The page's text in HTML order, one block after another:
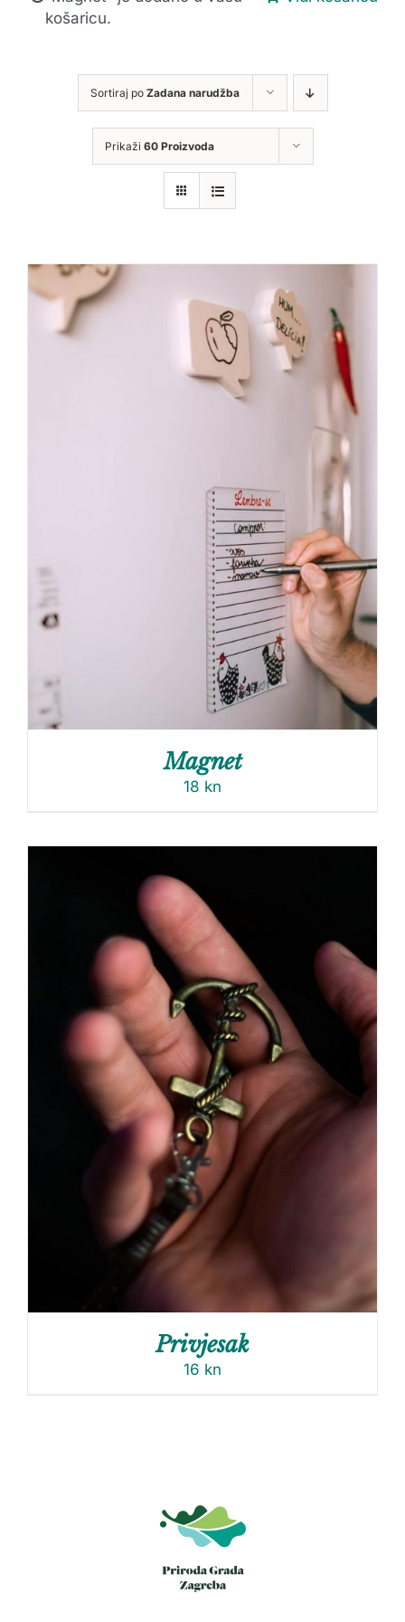
košaricu.
Sortiraj po Zadana narudžba
Prikaži 60 Proizvoda
Magnet
18 kn
Privjesak
16 kn